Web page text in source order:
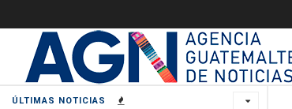
ÚLTIMAS NOTICIAS